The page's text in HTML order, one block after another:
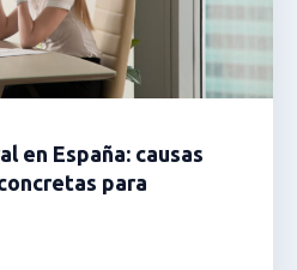
en España: causas
para